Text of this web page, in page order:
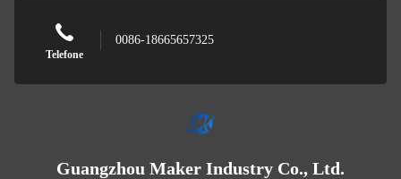
Telefone
0086-18665657325
Guangzhou Maker Industry Co., Ltd.